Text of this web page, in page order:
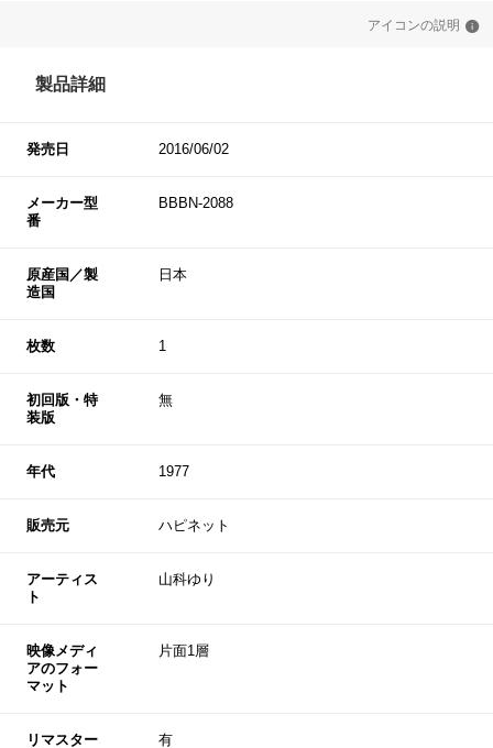
アイコンの説明
製品詳細
発売日 2016/06/02
メーカー型
番
BBBN-2088
原産国／製
造国
日本
枚数 1
初回版・特
装版
無
年代 1977
販売元 ハピネット
アーティス
ト
山科ゆり
映像メディ
アのフォー
マット
片面1層
リマスター
有